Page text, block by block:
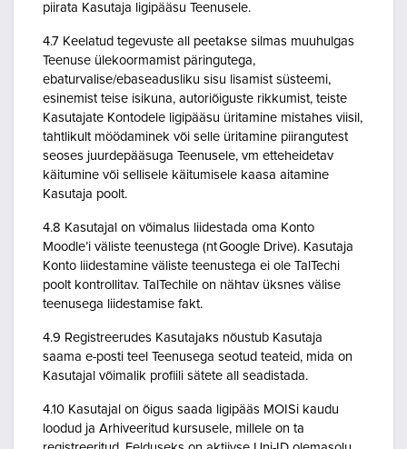
piirata Kasutaja ligipääsu Teenusele.
4.7 Keelatud tegevuste all peetakse silmas muuhulgas
Teenuse ülekoormamist päringutega,
ebaturvalise/ebaseadusliku sisu lisamist süsteemi,
esinemist teise isikuna, autoriõiguste rikkumist, teiste
Kasutajate Kontodele ligipääsu üritamine mistahes viisil,
tahtlikult möödaminek või selle üritamine piirangutest
seoses juurdepääsuga Teenusele, vm etteheidetav
käitumine või sellisele käitumisele kaasa aitamine
Kasutaja poolt.
4.8 Kasutajal on võimalus liidestada oma Konto
Moodle’i väliste teenustega (nt Google Drive). Kasutaja
Konto liidestamine väliste teenustega ei ole TalTechi
poolt kontrollitav. TalTechile on nähtav üksnes välise
teenusega liidestamise fakt.
4.9 Registreerudes Kasutajaks nõustub Kasutaja
saama e-posti teel Teenusega seotud teateid, mida on
Kasutajal võimalik profiili sätete all seadistada.
4.10 Kasutajal on õigus saada ligipääs MOISi kaudu
loodud ja Arhiveeritud kursusele, millele on ta